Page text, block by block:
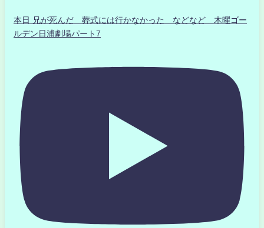
本日 兄が死んだ 葬式には行かなかった などなど 木曜ゴー
ルデン日浦劇場パート7